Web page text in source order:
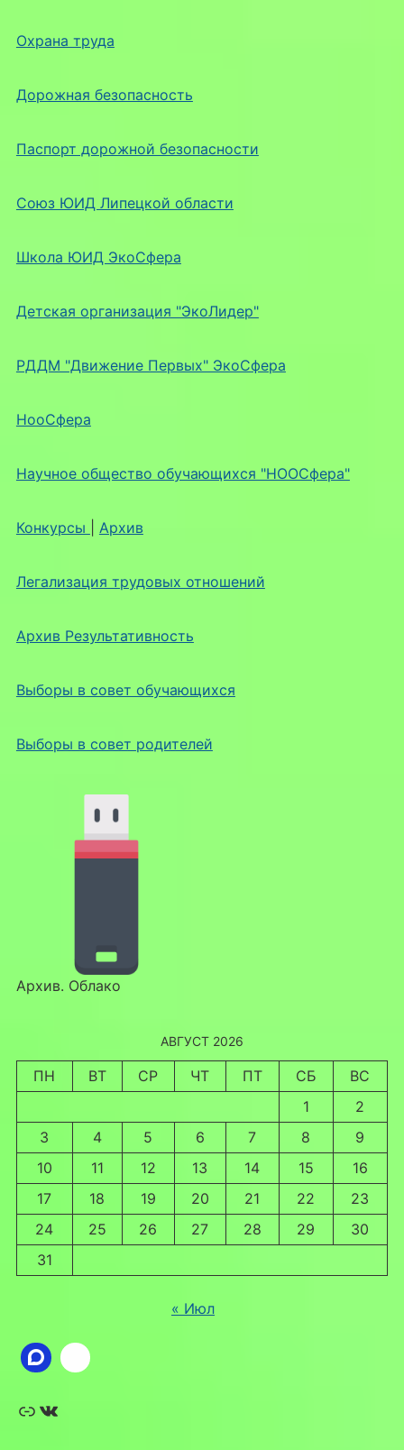
Охрана труда
Дорожная безопасность
Паспорт дорожной безопасности
Союз ЮИД Липецкой области
Школа ЮИД ЭкоСфера
Детская организация "ЭкоЛидер"
РДДМ "Движение Первых" ЭкоСфера
НооСфера
Научное общество обучающихся "НООСфера"
Конкурсы Архив
Легализация трудовых отношений
Архив Результативность
Выборы в совет обучающихся
Выборы в совет родителей
Архив. Облако
АВГУСТ 2026
ПН ВТ СР ЧТ ПТ СБ
ВС
1
2
3
4 5 6 7 8
9
10
11 12 13 14 15
16
17
18 19 20 21 22
23
24
25 26 27 28 29
30
31
« Июл
Ссылка